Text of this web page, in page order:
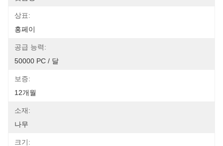
상표:
홍페이
공급 능력:
50000 PC / 달
보증:
12개월
소재:
나무
크기: